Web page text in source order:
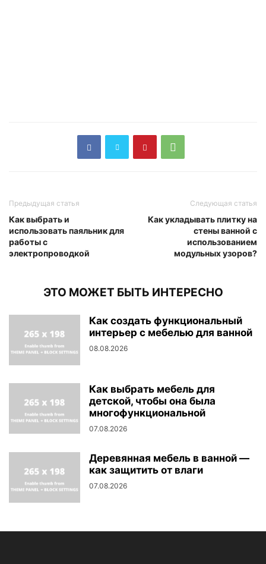
Предыдущая статья
Как выбрать и
использовать паяльник для
работы с
электропроводкой
Следующая статья
Как укладывать плитку на
стены ванной с
использованием
модульных узоров?
ЭТО МОЖЕТ БЫТЬ ИНТЕРЕСНО
Как создать функциональный
интерьер с мебелью для ванной
08.08.2026
Как выбрать мебель для
детской, чтобы она была
многофункциональной
07.08.2026
Деревянная мебель в ванной —
как защитить от влаги
07.08.2026